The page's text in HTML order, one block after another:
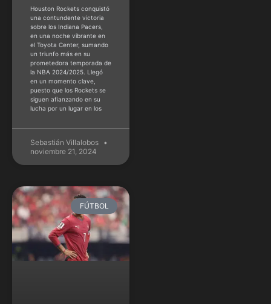
Houston Rockets conquistó
una contundente victoria
sobre los Indiana Pacers,
en una noche vibrante en
el Toyota Center, sumando
un triunfo más en su
prometedora temporada de
la NBA 2024/2025. Llegó
en un momento clave,
puesto que los Rockets se
siguen afianzando en su
lucha por un lugar en los
Sebastián Villalobos
noviembre 21, 2024
FÚTBOL